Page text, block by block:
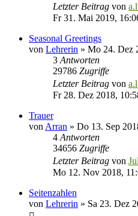
Letzter Beitrag von
Fr 31. Mai 2019,
Seasonal Greetings
von Lehrerin » Mo 24. Dez
3 Antworten
29786 Zugriffe
Letzter Beitrag von
Fr 28. Dez 2018,
Trauer
von Arran » Do 13. Sep
4 Antworten
34656 Zugriffe
Letzter Beitrag von
Mo 12. Nov 2018,
Seitenzahlen
von Lehrerin » Sa 23. Dez